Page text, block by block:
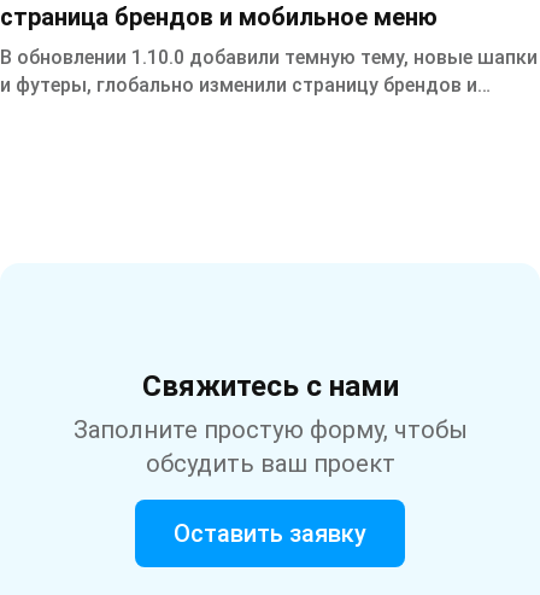
страница брендов и мобильное меню
В обновлении 1.10.0 добавили темную тему, новые шапки
и футеры, глобально изменили страницу брендов и
Свяжитесь с нами
Заполните простую форму, чтобы
обсудить ваш проект
Оставить заявку